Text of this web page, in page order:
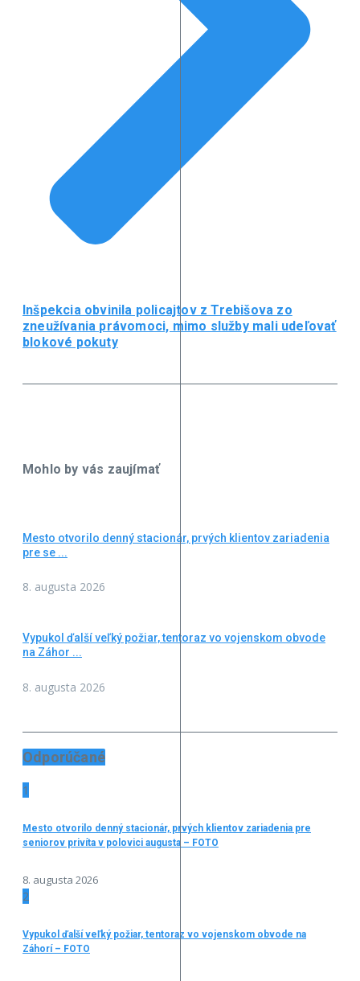
Inšpekcia obvinila policajtov z Trebišova zo
zneužívania právomoci, mimo služby mali udeľovať
blokové pokuty
Mohlo by vás zaujímať
Mesto otvorilo denný stacionár, prvých klientov zariadenia
pre se ...
8. augusta 2026
Vypukol ďalší veľký požiar, tentoraz vo vojenskom obvode
na Záhor ...
8. augusta 2026
Odporúčané
1
Mesto otvorilo denný stacionár, prvých klientov zariadenia pre
seniorov privíta v polovici augusta – FOTO
8. augusta 2026
2
Vypukol ďalší veľký požiar, tentoraz vo vojenskom obvode na
Záhorí – FOTO